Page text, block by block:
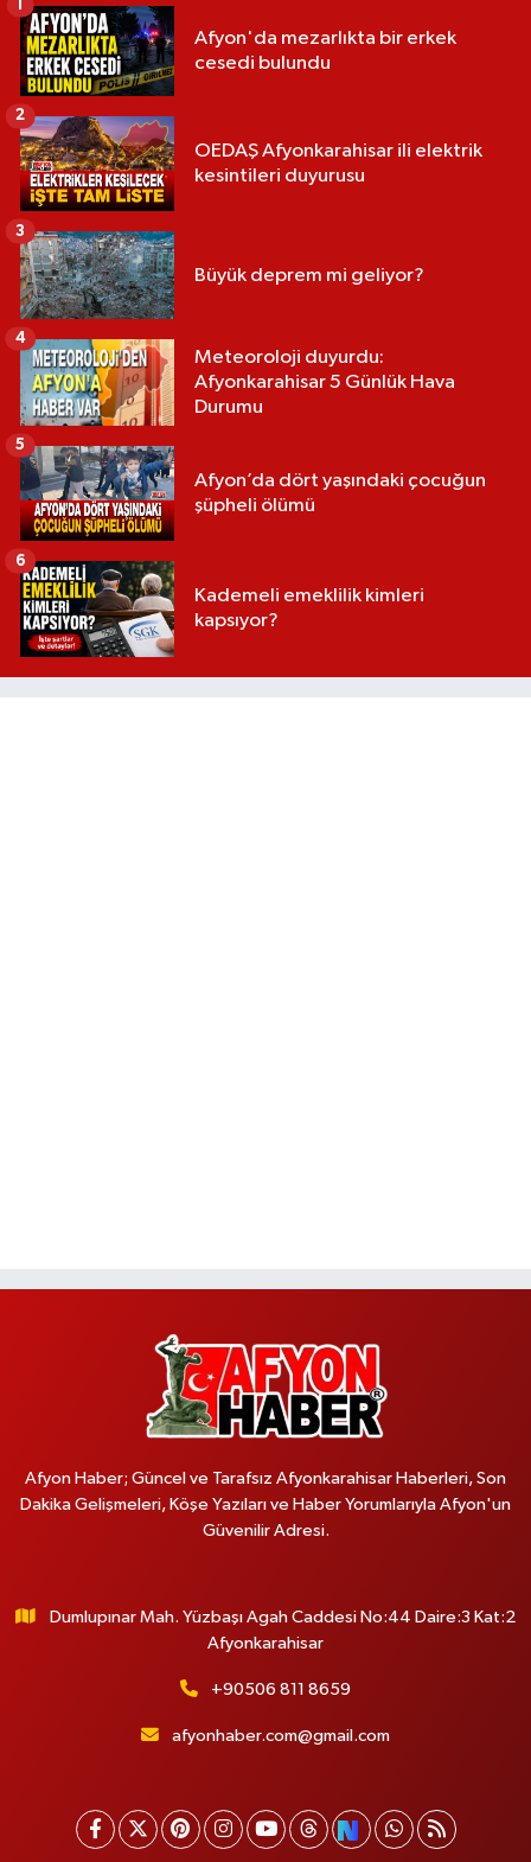
Afyon'da mezarlıkta bir erkek
cesedi bulundu
1
OEDAŞ Afyonkarahisar ili elektrik
kesintileri duyurusu
2
Büyük deprem mi geliyor?
3
Meteoroloji duyurdu:
Afyonkarahisar 5 Günlük Hava
Durumu
4
Afyon’da dört yaşındaki çocuğun
şüpheli ölümü
5
Kademeli emeklilik kimleri
kapsıyor?
6
Afyon Haber; Güncel ve Tarafsız Afyonkarahisar Haberleri, Son
Dakika Gelişmeleri, Köşe Yazıları ve Haber Yorumlarıyla Afyon'un
Güvenilir Adresi.
Dumlupınar Mah. Yüzbaşı Agah Caddesi No:44 Daire:3 Kat:2
Afyonkarahisar
+90506 811 8659
afyonhaber.com@gmail.com